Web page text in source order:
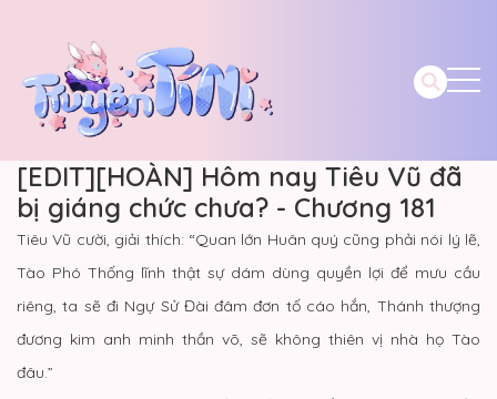
[EDIT][HOÀN] Hôm nay Tiêu Vũ đã
bị giáng chức chưa? - Chương 181
Tiêu Vũ cười, giải thích: “Quan lớn Huân quý cũng phải nói lý lẽ,
Tào Phó Thống lĩnh thật sự dám dùng quyền lợi để mưu cầu
riêng, ta sẽ đi Ngự Sử Đài đâm đơn tố cáo hắn, Thánh thượng
đương kim anh minh thần võ, sẽ không thiên vị nhà họ Tào
đâu.”